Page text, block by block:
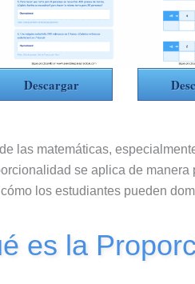
Descargar
las matemáticas,
se aplica de
los estudiantes pueden
es la